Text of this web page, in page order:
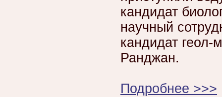
кандидат
научный
кандидат
Ранджан.
Подробнее >>>